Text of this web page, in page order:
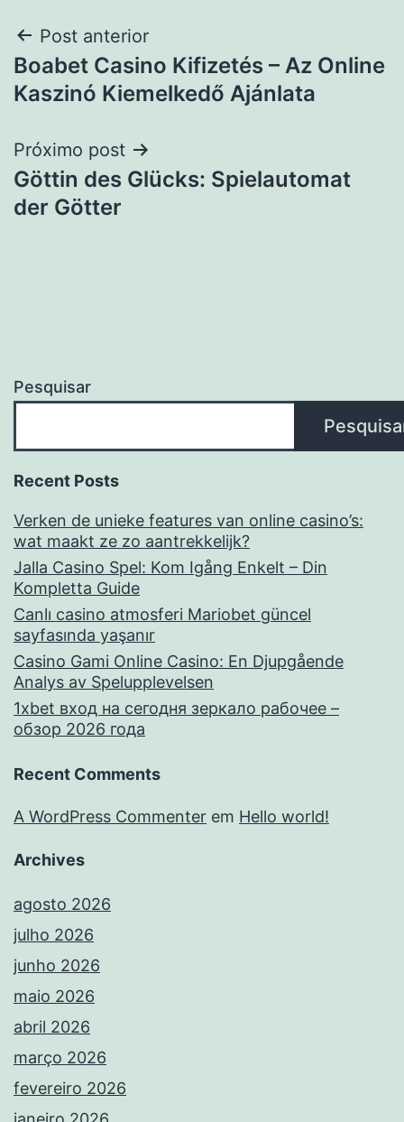
Navegação
de
Post anterior
Boabet Casino Kifizetés – Az Online
Kaszinó Kiemelkedő Ajánlata
Próximo post
Göttin des Glücks: Spielautomat
der Götter
Pesquisar
Recent Posts
Verken de unieke features van online casino’s:
wat maakt ze zo aantrekkelijk?
Jalla Casino Spel: Kom Igång Enkelt – Din
Kompletta Guide
Canlı casino atmosferi Mariobet güncel
sayfasında yaşanır
Casino Gami Online Casino: En Djupgående
Analys av Spelupplevelsen
1xbet вход на сегодня зеркало рабочее –
обзор 2026 года
Recent Comments
A WordPress Commenter em Hello world!
Archives
agosto 2026
julho 2026
junho 2026
maio 2026
abril 2026
março 2026
fevereiro 2026